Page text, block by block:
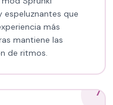
espeluznantes que
más
mantiene las
de ritmos.
7